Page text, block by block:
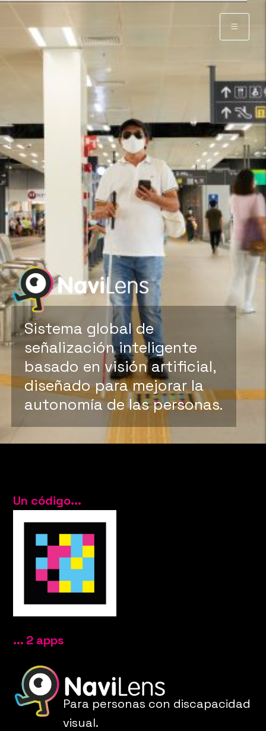
Sistema global de
señalización inteligente
basado en visión artificial,
diseñado para mejorar la
autonomía de las personas.
Un código...
... 2 apps
Para personas con discapacidad
visual.